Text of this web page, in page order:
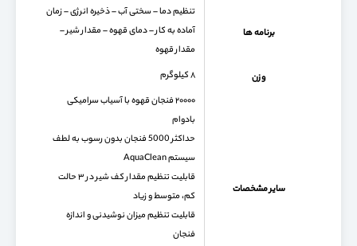
برنامه ها
تنظیم دما – سختی آب – ذخیره انرژی – زمان
آماده به کار – دمای قهوه – مقدار شیر –
مقدار قهوه
وزن
۸ کیلوگرم
سایر مشخصات
۲۰۰۰۰ فنجان قهوه با آسیاب سرامیکی
بادوام
حداکثر 5000 فنجان بدون رسوب به لطف
سیستم AquaClean
قابلیت تنظیم مقدار کف شیر در ۳ حالت
کم، متوسط و زیاد
قابلیت تنظیم میزان نوشیدنی و اندازه
فنجان